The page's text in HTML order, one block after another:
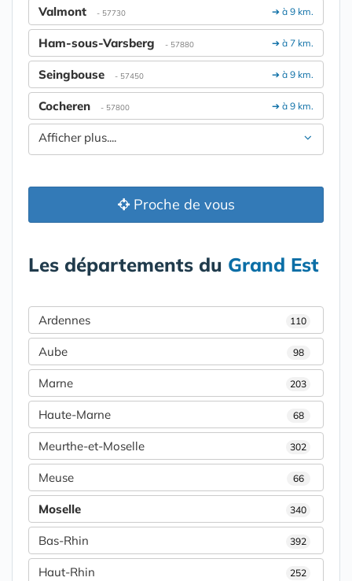
➔ à 9 km.
Valmont - 57730
➔ à 7 km.
Ham-sous-Varsberg - 57880
➔ à 9 km.
Seingbouse - 57450
➔ à 9 km.
Cocheren - 57800
Afficher plus....
Proche de vous
Les départements du Grand Est
Ardennes 110
Aube 98
Marne 203
Haute-Marne 68
Meurthe-et-Moselle 302
Meuse 66
Moselle 340
Bas-Rhin 392
Haut-Rhin 252